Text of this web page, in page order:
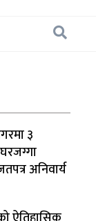
३
अनिवार्य